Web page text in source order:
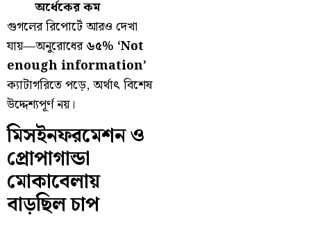
অর্ধেকের কম
গুগলের রিপোর্টে আরও দেখা
যায়—অনুরোধের৬৫% ‘Not
enough information’
ক্যাটাগরিতে পড়ে, অর্থাৎ বিশেষ
উদ্দেশ্যপূর্ণ নয়।
মিসইনফরমেশন ও
প্রোপাগান্ডা
মোকাবেলায়
বাড়ছিল চাপ